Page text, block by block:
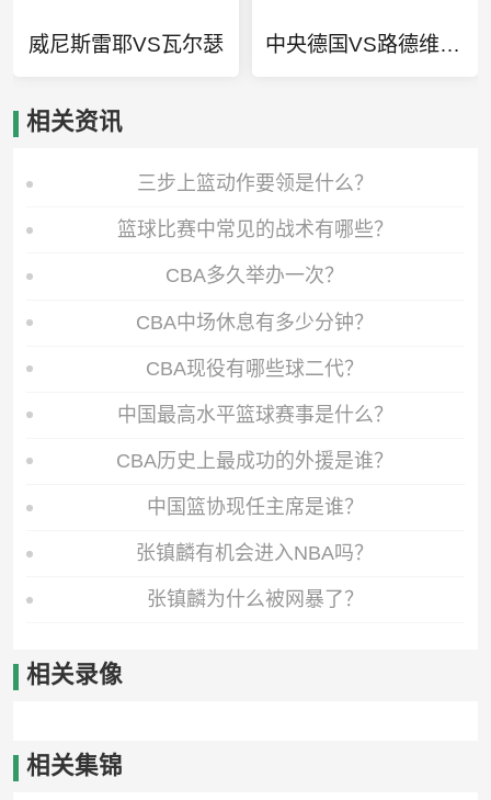
威尼斯雷耶VS瓦尔瑟 中央德国VS路德维希堡
相关资讯
三步上篮动作要领是什么？
篮球比赛中常见的战术有哪些？
CBA多久举办一次？
CBA中场休息有多少分钟？
CBA现役有哪些球二代？
中国最高水平篮球赛事是什么？
CBA历史上最成功的外援是谁？
中国篮协现任主席是谁？
张镇麟有机会进入NBA吗？
张镇麟为什么被网暴了？
相关录像
相关集锦